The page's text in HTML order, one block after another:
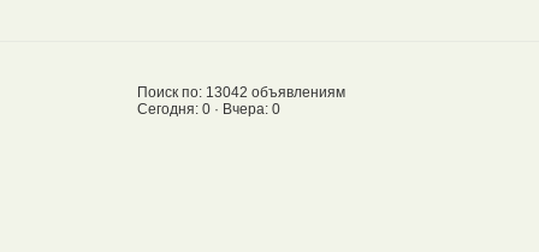
Поиск по: 13042 объявлениям
Сегодня: 0 · Вчера: 0